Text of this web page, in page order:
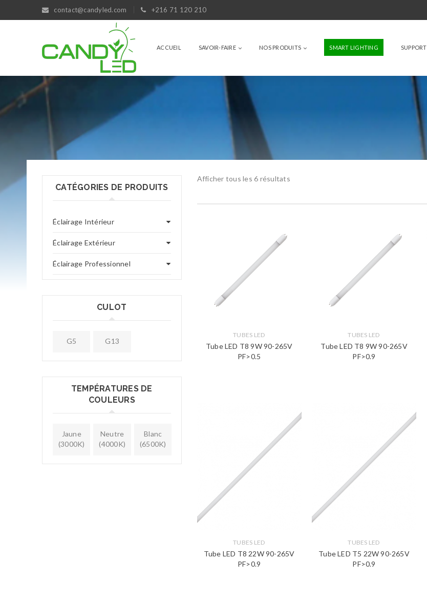
contact@candyled.com +216 71 120 210
ACCUEIL SAVOIR-FAIRE NOS PRODUITS SMART LIGHTING SUPPORT
CATÉGORIES DE PRODUITS
Éclairage Intérieur
Éclairage Extérieur
Éclairage Professionnel
CULOT
G5 G13
TEMPÉRATURES DE
COULEURS
Jaune
(3000K)
Neutre
(4000K)
Blanc
(6500K)
Afficher tous les 6 résultats
TUBES LED
Tube LED T8 9W 90-265V
PF>0.5
TUBES LED
Tube LED T8 9W 90-265V
PF>0.9
TUBES LED
Tube LED T8 22W 90-265V
PF>0.9
TUBES LED
Tube LED T5 22W 90-265V
PF>0.9